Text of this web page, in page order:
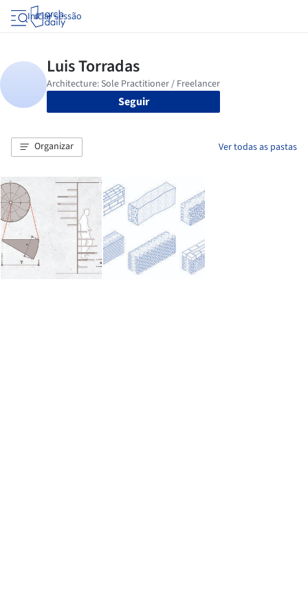
Iniciar sessão
Seguir
Organizar Ver todas as pastas